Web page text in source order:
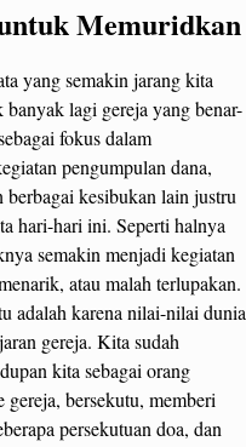
Memuridkan
yang semakin jarang kita
lagi gereja yang benar-
fokus dalam
pengumpulan dana,
berbagai kesibukan lain justru
hari-hari ini. Seperti halnya
semakin menjadi kegiatan
atau malah terlupakan.
adalah karena nilai-nilai dunia
gereja. Kita sudah
kita sebagai orang
bersekutu, memberi
persekutuan doa, dan